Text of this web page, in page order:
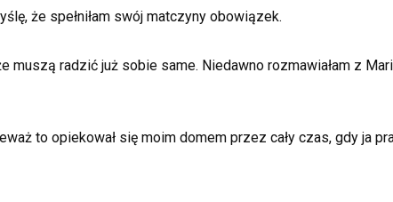
że spełniłam swój matczyny obowiązek.
muszą radzić już sobie same. Niedawno rozmawiałam z
to opiekował się moim domem przez cały czas, gdy ja